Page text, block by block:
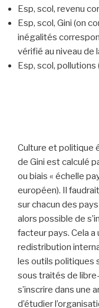
Esp, scol, revenu
Esp, scol, Gini (on
inégalités
vérifié au niveau de
Esp, scol,
Culture et politique
de Gini est calculé
ou biais « échelle
européen). Il
sur chacun des
alors possible de
facteur pays. Cela a
redistribution
les outils politiques
sous traités de
s’inscrire dans une
d’étudier